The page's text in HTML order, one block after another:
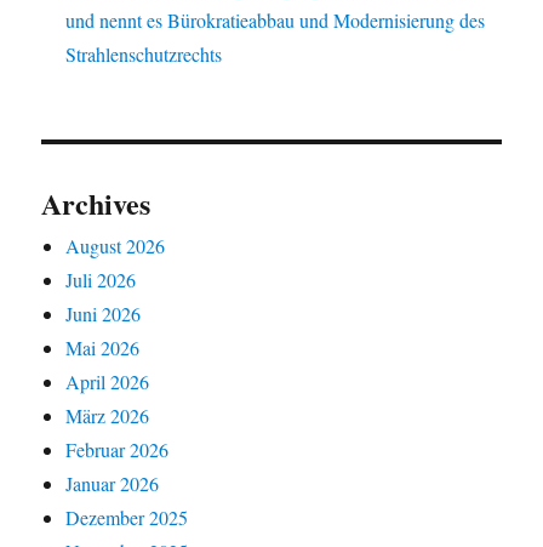
und nennt es Bürokratieabbau und Modernisierung des
Strahlenschutzrechts
Archives
August 2026
Juli 2026
Juni 2026
Mai 2026
April 2026
März 2026
Februar 2026
Januar 2026
Dezember 2025